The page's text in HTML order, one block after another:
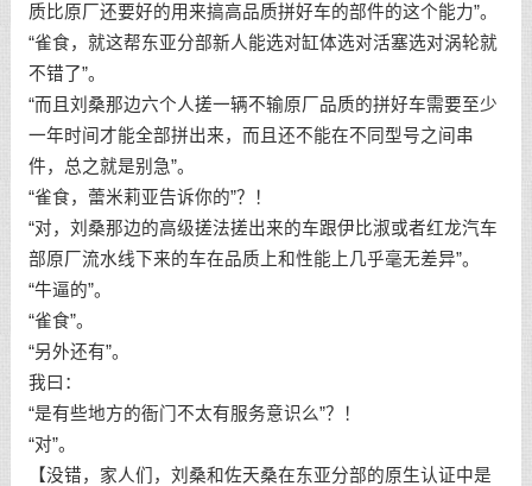
质比原厂还要好的用来搞高品质拼好车的部件的这个能力”。
“雀食，就这帮东亚分部新人能选对缸体选对活塞选对涡轮就
不错了”。
“而且刘桑那边六个人搓一辆不输原厂品质的拼好车需要至少
一年时间才能全部拼出来，而且还不能在不同型号之间串
件，总之就是别急”。
“雀食，蕾米莉亚告诉你的”？！
“对，刘桑那边的高级搓法搓出来的车跟伊比淑或者红龙汽车
部原厂流水线下来的车在品质上和性能上几乎毫无差异”。
“牛逼的”。
“雀食”。
“另外还有”。
我曰：
“是有些地方的衙门不太有服务意识么”？！
“对”。
【没错，家人们，刘桑和佐天桑在东亚分部的原生认证中是